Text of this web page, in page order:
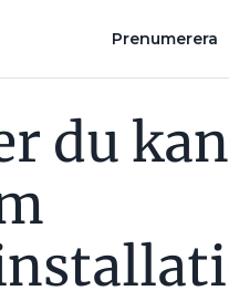
Prenumerera
du